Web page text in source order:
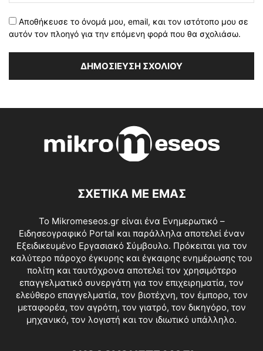
Αποθήκευσε το όνομά μου, email, και τον ιστότοπο μου σε
αυτόν τον πλοηγό για την επόμενη φορά που θα σχολιάσω.
ΣΧΕΤΙΚΑ ΜΕ ΕΜΑΣ
Το Mikromeseos.gr είναι ένα Ενημερωτικό –
Ειδησεογραφικό Portal και παράλληλα αποτελεί έναν
Εξειδικευμένο Εργασιακό Σύμβουλο. Πρόκειται για τον
καλύτερο πάροχο έγκυρης και έγκαιρης ενημέρωσης του
πολίτη και ταυτόχρονα αποτελεί τον χρησιμότερο
επαγγελματικό συνεργάτη για τον επιχειρηματία, τον
ελεύθερο επαγγελματία, τον βιοτέχνη, τον έμπορο, τον
μεταφορέα, τον αγρότη, τον γιατρό, τον δικηγόρο, τον
μηχανικό, τον λογιστή και τον ιδιωτικό υπάλληλο.